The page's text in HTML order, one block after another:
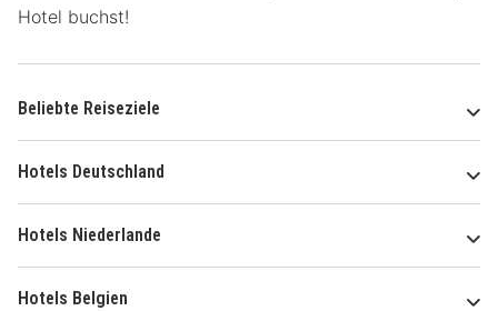
Hotel buchst!
Beliebte Reiseziele
Hotels Deutschland
Hotels Niederlande
Hotels Belgien